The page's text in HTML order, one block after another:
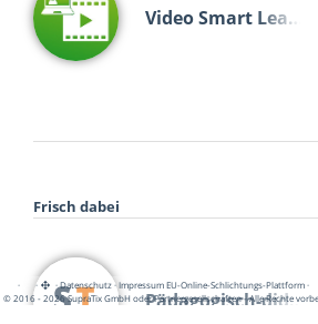
Video Smart Lea…
Frisch dabei
Pädagogisch-did…
· · ·Datenschutz·Impressum EU-Online-Schlichtungs-Plattform·
© 2016 - 2026 SupraTix GmbH oder Partnergesellschaften - Alle Rechte